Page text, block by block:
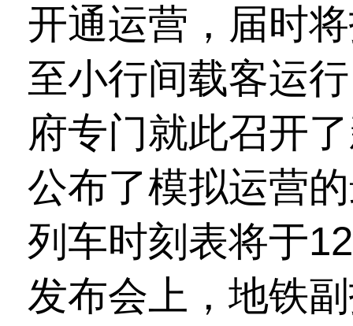
开通运营，届时
至小行间载客运
府专门就此召开
公布了模拟运营
列车时刻表将于
发布会上，地铁